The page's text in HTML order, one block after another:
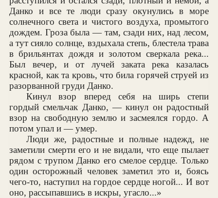
Данко и все те люди сразу окунулись в море
солнечного света и чистого воздуха, промытого
дождем. Гроза была — там, сзади них, над лесом,
а тут сияло солнце, вздыхала степь, блестела трава
в брильянтах дождя и золотом сверкала река...
Был вечер, и от лучей заката река казалась
красной, как та кровь, что била горячей струей из
разорванной груди Данко.
Кинул взор вперед себя на ширь степи
гордый смельчак Данко, — кинул он радостный
взор на свободную землю и засмеялся гордо. А
потом упал и — умер.
Люди же, радостные и полные надежд, не
заметили смерти его и не видали, что еще пылает
рядом с трупом Данко его смелое сердце. Только
один осторожный человек заметил это и, боясь
чего-то, наступил на гордое сердце ногой... И вот
оно, рассыпавшись в искры, угасло...»